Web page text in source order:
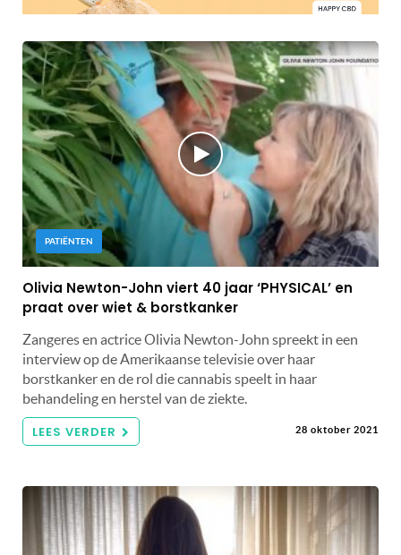
PATIËNTEN
Olivia Newton-John viert 40 jaar ‘PHYSICAL’ en
praat over wiet & borstkanker
Zangeres en actrice Olivia Newton-John spreekt in een
interview op de Amerikaanse televisie over haar
borstkanker en de rol die cannabis speelt in haar
behandeling en herstel van de ziekte.
LEES VERDER 28 oktober 2021